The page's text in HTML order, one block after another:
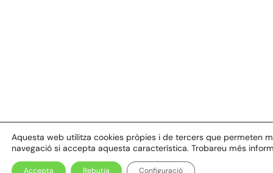
Aquesta web utilitza cookies pròpies i de tercers que permeten
navegació si accepta aquesta característica. Trobareu més
Accepta Rebutja Configuració